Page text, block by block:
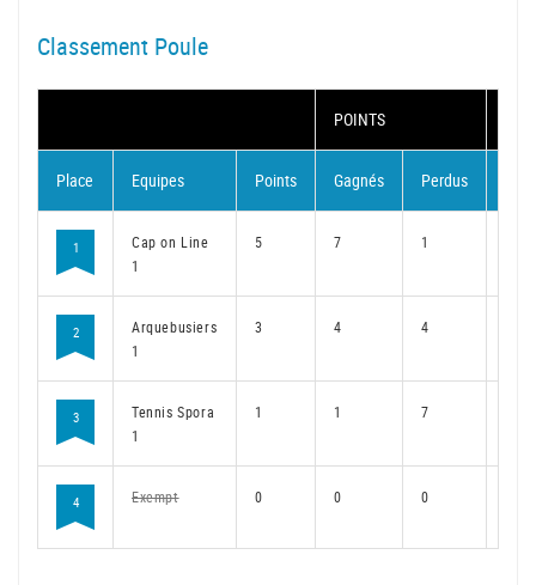
Classement Poule
POINTS
Place Equipes Points Gagnés Perdus
1
Cap on Line
1
5 7 1
2
Arquebusiers
1
3 4 4
3
Tennis Spora
1
1 1 7
4 Exempt 0 0 0